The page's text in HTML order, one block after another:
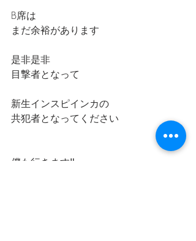
B席は
まだ余裕があります
是非是非
目撃者となって
新生インスピインカの
共犯者となってください
僕も行きます‼️